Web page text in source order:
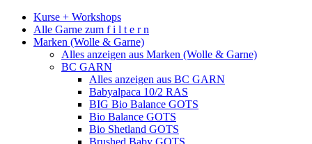
Kurse + Workshops
Alle Garne zum f i l t e r n
Marken (Wolle & Garne)
Alles anzeigen aus Marken (Wolle & Garne)
BC GARN
Alles anzeigen aus BC GARN
Babyalpaca 10/2 RAS
BIG Bio Balance GOTS
Bio Balance GOTS
Bio Shetland GOTS
Brushed Baby GOTS